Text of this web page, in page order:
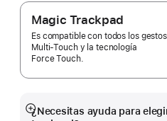
Magic Trackpad
Es compatible con todos los gestos
Multi‑Touch y la tecnología
Force Touch.
¿Necesitas ayuda para
Mostrar